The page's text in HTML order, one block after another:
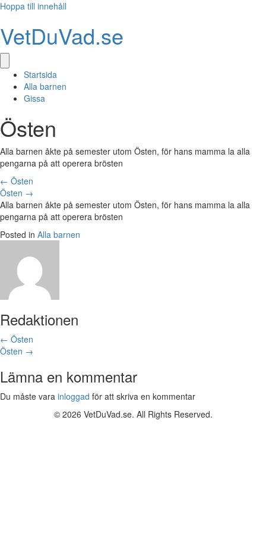
Hoppa till innehåll
VetDuVad.se
Startsida
Alla barnen
Gissa
Östen
Alla barnen åkte på semester utom Östen, för hans mamma la alla
pengarna på att operera brösten
Posts
navigation
← Östen
Östen →
Alla barnen åkte på semester utom Östen, för hans mamma la alla
pengarna på att operera brösten
Posted in Alla barnen
Redaktionen
Posts
navigation
← Östen
Östen →
Lämna en kommentar
Du måste vara inloggad för att skriva en kommentar
© 2026 VetDuVad.se. All Rights Reserved.